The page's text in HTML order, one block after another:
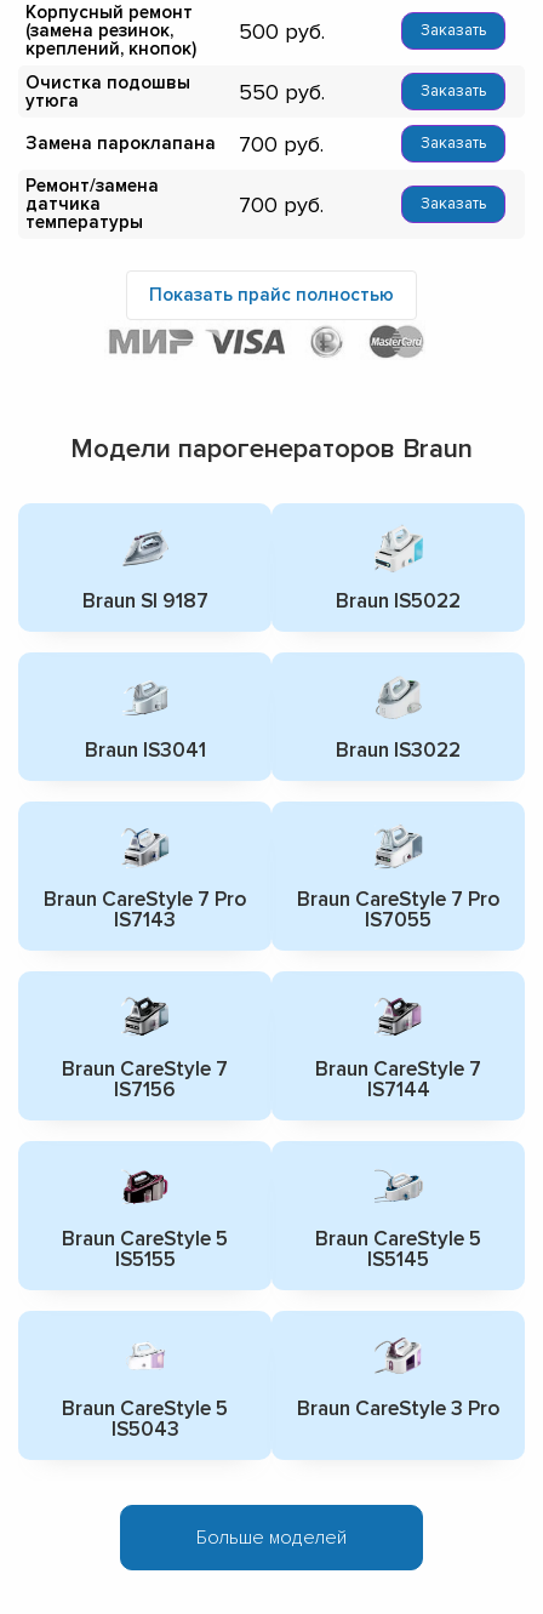
Корпусный ремонт
(замена резинок,
креплений, кнопок)
500 Заказать
Очистка подошвы
утюга
550 Заказать
Замена пароклапана 700 Заказать
Ремонт/замена
датчика
температуры
700 Заказать
Показать прайс полностью
Модели парогенераторов Braun
Braun SI 9187 Braun IS5022
Braun IS3041 Braun IS3022
Braun CareStyle 7 Pro
IS7143
Braun CareStyle 7 Pro
IS7055
Braun CareStyle 7
IS7156
Braun CareStyle 7
IS7144
Braun CareStyle 5
IS5155
Braun CareStyle 5
IS5145
Braun CareStyle 5
IS5043
Braun CareStyle 3 Pro
Больше моделей